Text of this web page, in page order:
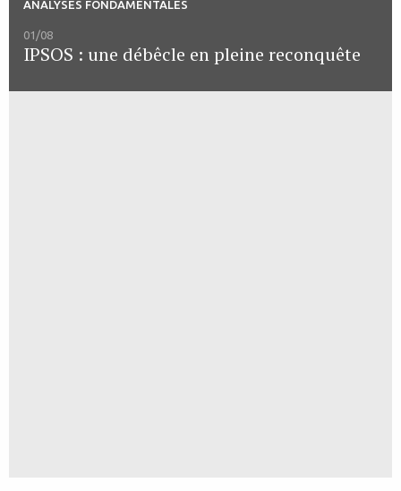
ANALYSES FONDAMENTALES
01/08
IPSOS : une débêcle en pleine reconquête